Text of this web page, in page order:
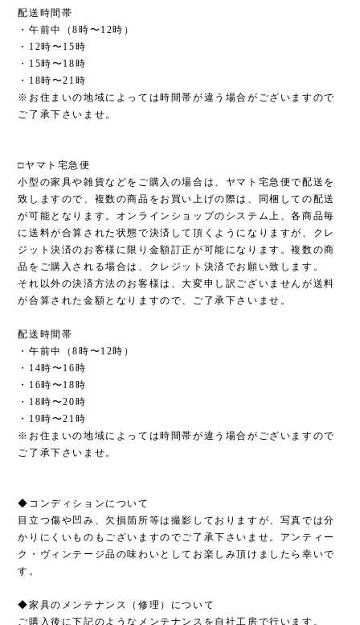
配送時間帯
・午前中（8時〜12時）
・12時〜15時
・15時〜18時
・18時〜21時
※お住まいの地域によっては時間帯が違う場合がございますので
ご了承下さいませ。
□ヤマト宅急便
小型の家具や雑貨などをご購入の場合は、ヤマト宅急便で配送を
致しますので、複数の商品をお買い上げの際は、同梱しての配送
が可能となります。オンラインショップのシステム上、各商品毎
に送料が合算された状態で決済して頂くようになりますが、クレ
ジット決済のお客様に限り金額訂正が可能になります。複数の商
品をご購入される場合は、クレジット決済でお願い致します。
それ以外の決済方法のお客様は、大変申し訳ございませんが送料
が合算された金額となりますので、ご了承下さいませ。
配送時間帯
・午前中（8時〜12時）
・14時〜16時
・16時〜18時
・18時〜20時
・19時〜21時
※お住まいの地域によっては時間帯が違う場合がございますので
ご了承下さいませ。
◆コンディションについて
目立つ傷や凹み、欠損箇所等は撮影しておりますが、写真では分
かりにくいものもございますのでご了承下さいませ。アンティー
ク・ヴィンテージ品の味わいとしてお楽しみ頂けましたら幸いで
す。
◆家具のメンテナンス（修理）について
ご購入後に下記のようなメンテナンスを自社工房で行います。